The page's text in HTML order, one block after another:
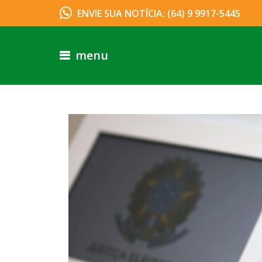
ENVIE SUA NOTÍCIA: (64) 9 9917-5445
menu